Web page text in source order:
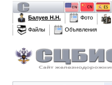
Балуев Н.Н.
Фото
Файлы
Объявления